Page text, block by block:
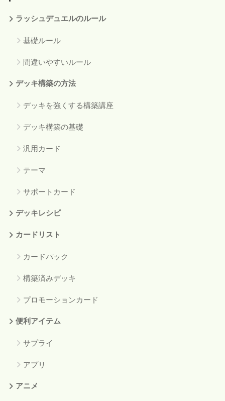
ラッシュデュエルのルール
基礎ルール
間違いやすいルール
デッキ構築の方法
デッキを強くする構築講座
デッキ構築の基礎
汎用カード
テーマ
サポートカード
デッキレシピ
カードリスト
カードパック
構築済みデッキ
プロモーションカード
便利アイテム
サプライ
アプリ
アニメ